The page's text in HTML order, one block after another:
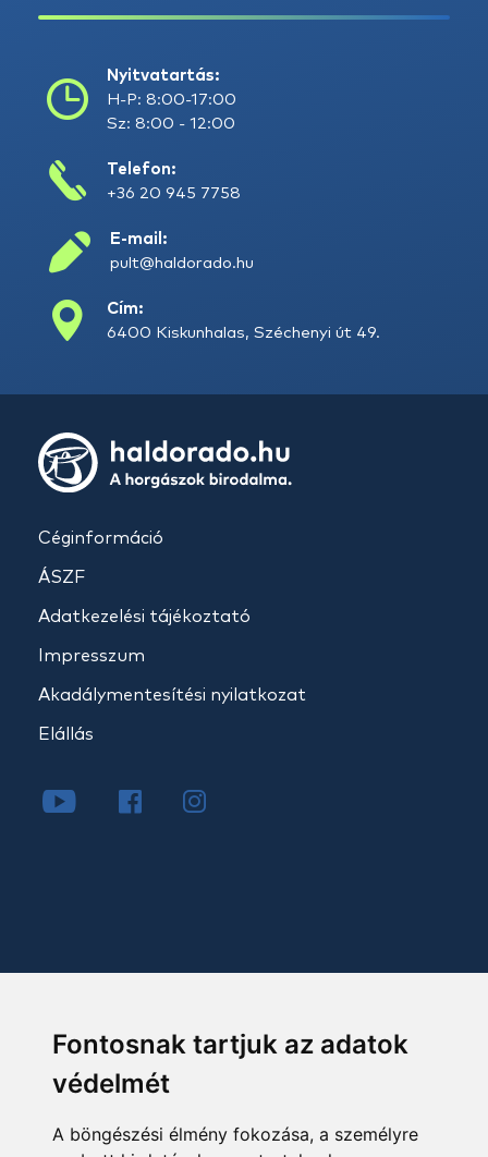
Fontosnak tartjuk az adatok
védelmét
A böngészési élmény fokozása, a személyre
Nyitvatartás:
H-P: 8:00-17:00
Sz: 8:00 - 12:00
Telefon:
+36 20 945 7758
E-mail:
pult@haldorado.hu
Cím:
6400 Kiskunhalas, Széchenyi út 49.
Céginformáció
ÁSZF
Adatkezelési tájékoztató
Impresszum
Akadálymentesítési nyilatkozat
Elállás